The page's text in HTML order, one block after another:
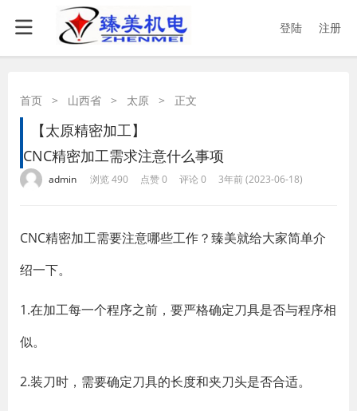
登陆 注册
首页 > 山西省 > 太原 > 正文
【太原精密加工】
CNC精密加工需求注意什么事项
admin 浏览 490 点赞 0 评论 0 3年前 (2023-06-18)
CNC精密加工需要注意哪些工作？臻美就给大家简单介
绍一下。
1.在加工每一个程序之前，要严格确定刀具是否与程序相
似。
2.装刀时，需要确定刀具的长度和夹刀头是否合适。